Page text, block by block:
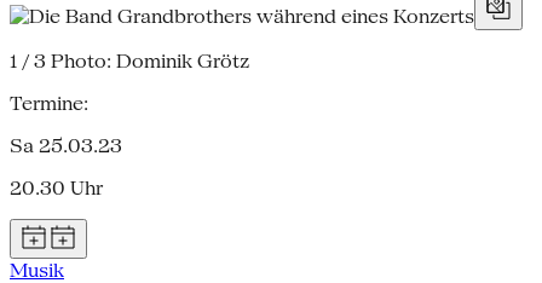
1 / 3 Photo: Dominik Grötz
Termine:
Sa 25.03.23
20.30 Uhr
Musik